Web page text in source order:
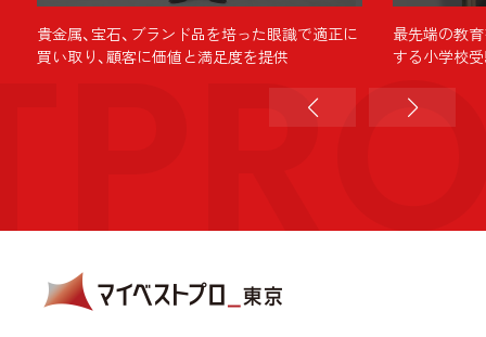
貴金属、宝石、ブランド品を培った眼識で適正に
買い取り、顧客に価値と満足度を提供
最先端の教
する小学校